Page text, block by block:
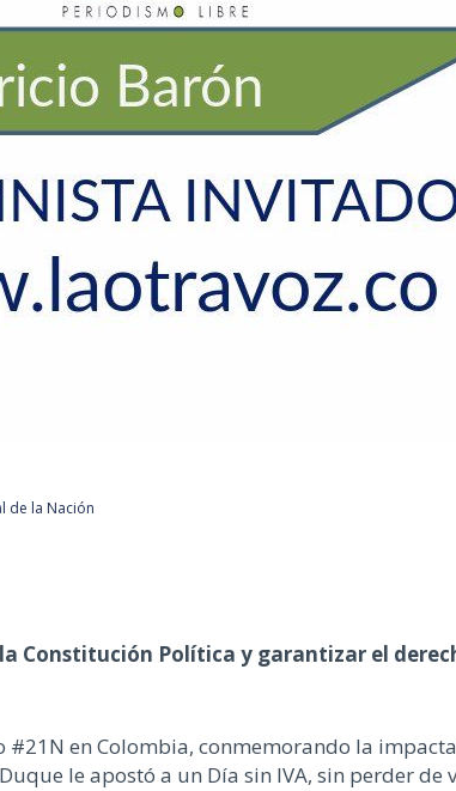
de la Nación
Constitución Política y garantizar el
en Colombia, conmemorando la
le apostó a un Día sin IVA, sin perder de